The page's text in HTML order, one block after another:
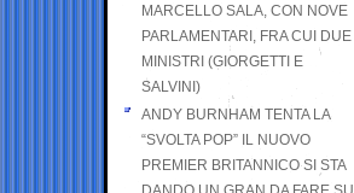
MARCELLO SALA, CON NOVE
PARLAMENTARI, FRA CUI DUE
MINISTRI (GIORGETTI E
SALVINI)
ANDY BURNHAM TENTA LA
“SVOLTA POP” IL NUOVO
PREMIER BRITANNICO SI STA